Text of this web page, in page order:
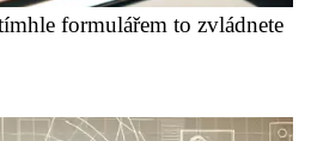
formulářem to zvládnete